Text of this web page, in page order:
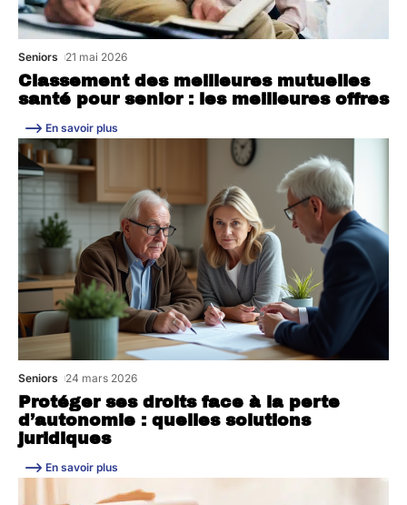
Classement des meilleures mutuelles
santé pour senior : les meilleures offres
Seniors 21 mai 2026
En savoir plus
Protéger ses droits face à la perte
d’autonomie : quelles solutions
juridiques
Seniors 24 mars 2026
En savoir plus